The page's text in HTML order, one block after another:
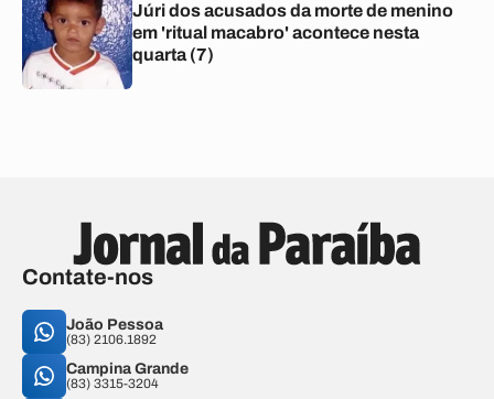
Júri dos acusados da morte de menino
em 'ritual macabro' acontece nesta
quarta (7)
Contate-nos
João Pessoa
(83) 2106.1892
Campina Grande
(83) 3315-3204